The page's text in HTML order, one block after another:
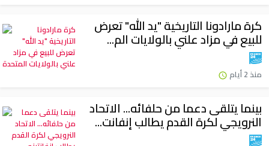
كرة مارادونا التاريخية "يد الله" تعرض
للبيع في مزاد علني بالولايات الم...
منذ 2 أيام
بينما يتلقى دعما من حلفائه... الاتحاد
النرويجي لكرة القدم يطالب إنفانت...